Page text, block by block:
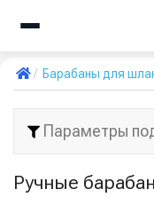
Барабаны для
Параметры
Ручные